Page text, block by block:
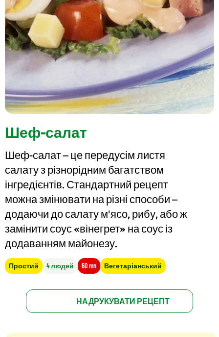
Шеф-салат
Шеф-салат – це передусім листя
салату з різнорідним багатством
інгредієнтів. Стандартний рецепт
можна змінювати на різні способи –
додаючи до салату м'ясо, рибу, або ж
замінити соус «вінегрет» на соус із
додаванням майонезу.
Простий 4 людей 60 mn Вегетаріанський
НАДРУКУВАТИ РЕЦЕПТ